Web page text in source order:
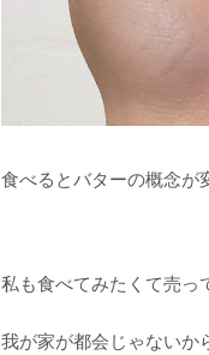
食べるとバターの概念が
私も食べてみたくて売っ
我が家が都会じゃないか